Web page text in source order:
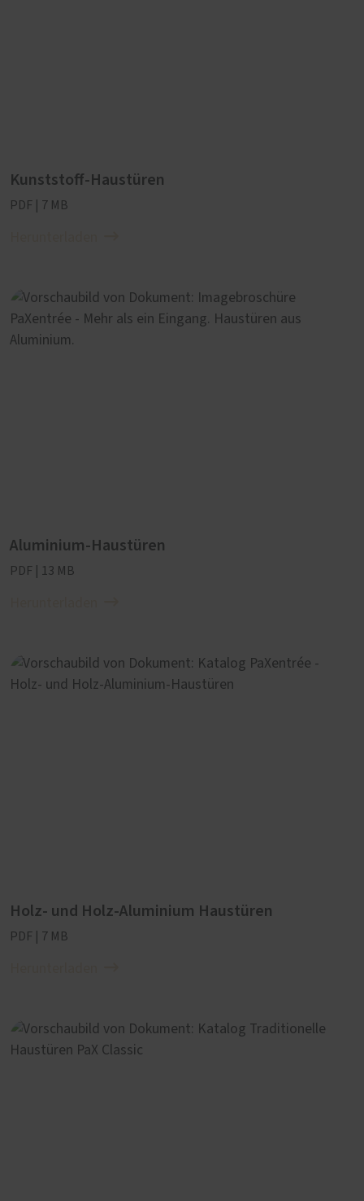
Kunststoff-Haustüren
PDF | 7 MB
Aluminium-Haustüren
PDF | 13 MB
Holz- und Holz-Aluminium Haustüren
PDF | 7 MB